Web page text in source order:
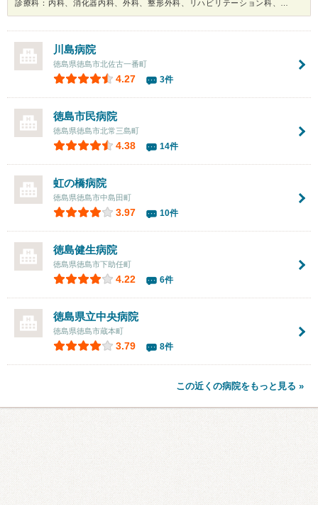
川島病院
徳島県徳島市北佐古一番町
4.27 3件
徳島市民病院
徳島県徳島市北常三島町
4.38 14件
虹の橋病院
徳島県徳島市中島田町
3.97 10件
徳島健生病院
徳島県徳島市下助任町
4.22 6件
徳島県立中央病院
徳島県徳島市蔵本町
3.79 8件
この近くの病院をもっと見る »